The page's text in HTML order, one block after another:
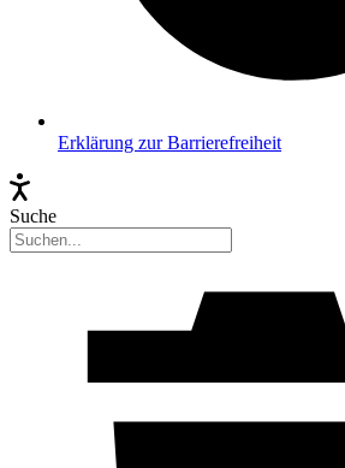
Erklärung zur Barrierefreiheit
Suche